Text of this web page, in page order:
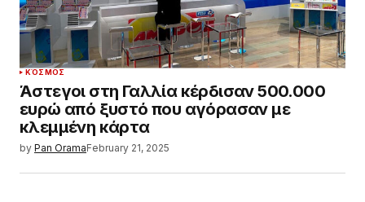
ΚΌΣΜΟΣ
Άστεγοι στη Γαλλία κέρδισαν 500.000
ευρώ από ξυστό που αγόρασαν με
κλεμμένη κάρτα
by Pan OramaFebruary 21, 2025